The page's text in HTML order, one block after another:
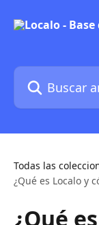
Buscar artículos...
Todas las
¿Qué es Localo y
¿Qué